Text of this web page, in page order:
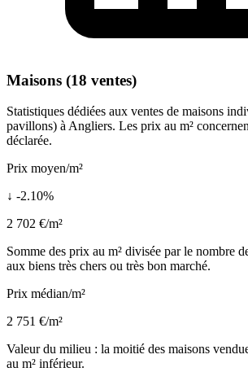
Maisons (18 ventes)
Statistiques dédiées aux ventes de maisons
pavillons) à Angliers. Les prix au m²
déclarée.
Prix moyen/m²
↓ -2.10%
2 702 €/m²
Somme des prix au m² divisée par le nombre
aux biens très chers ou très bon marché.
Prix médian/m²
2 751 €/m²
Valeur du milieu : la moitié des maisons
au m² inférieur.